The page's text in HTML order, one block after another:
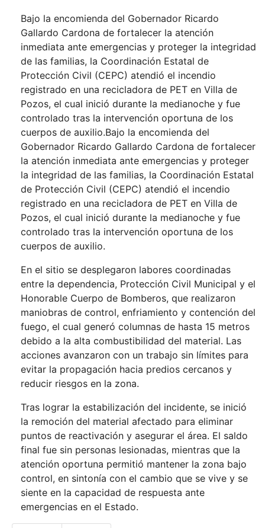
Bajo la encomienda del Gobernador Ricardo
Gallardo Cardona de fortalecer la atención
inmediata ante emergencias y proteger la integridad
de las familias, la Coordinación Estatal de
Protección Civil (CEPC) atendió el incendio
registrado en una recicladora de PET en Villa de
Pozos, el cual inició durante la medianoche y fue
controlado tras la intervención oportuna de los
cuerpos de auxilio.Bajo la encomienda del
Gobernador Ricardo Gallardo Cardona de fortalecer
la atención inmediata ante emergencias y proteger
la integridad de las familias, la Coordinación Estatal
de Protección Civil (CEPC) atendió el incendio
registrado en una recicladora de PET en Villa de
Pozos, el cual inició durante la medianoche y fue
controlado tras la intervención oportuna de los
cuerpos de auxilio.
En el sitio se desplegaron labores coordinadas
entre la dependencia, Protección Civil Municipal y el
Honorable Cuerpo de Bomberos, que realizaron
maniobras de control, enfriamiento y contención del
fuego, el cual generó columnas de hasta 15 metros
debido a la alta combustibilidad del material. Las
acciones avanzaron con un trabajo sin límites para
evitar la propagación hacia predios cercanos y
reducir riesgos en la zona.
Tras lograr la estabilización del incidente, se inició
la remoción del material afectado para eliminar
puntos de reactivación y asegurar el área. El saldo
final fue sin personas lesionadas, mientras que la
atención oportuna permitió mantener la zona bajo
control, en sintonía con el cambio que se vive y se
siente en la capacidad de respuesta ante
emergencias en el Estado.